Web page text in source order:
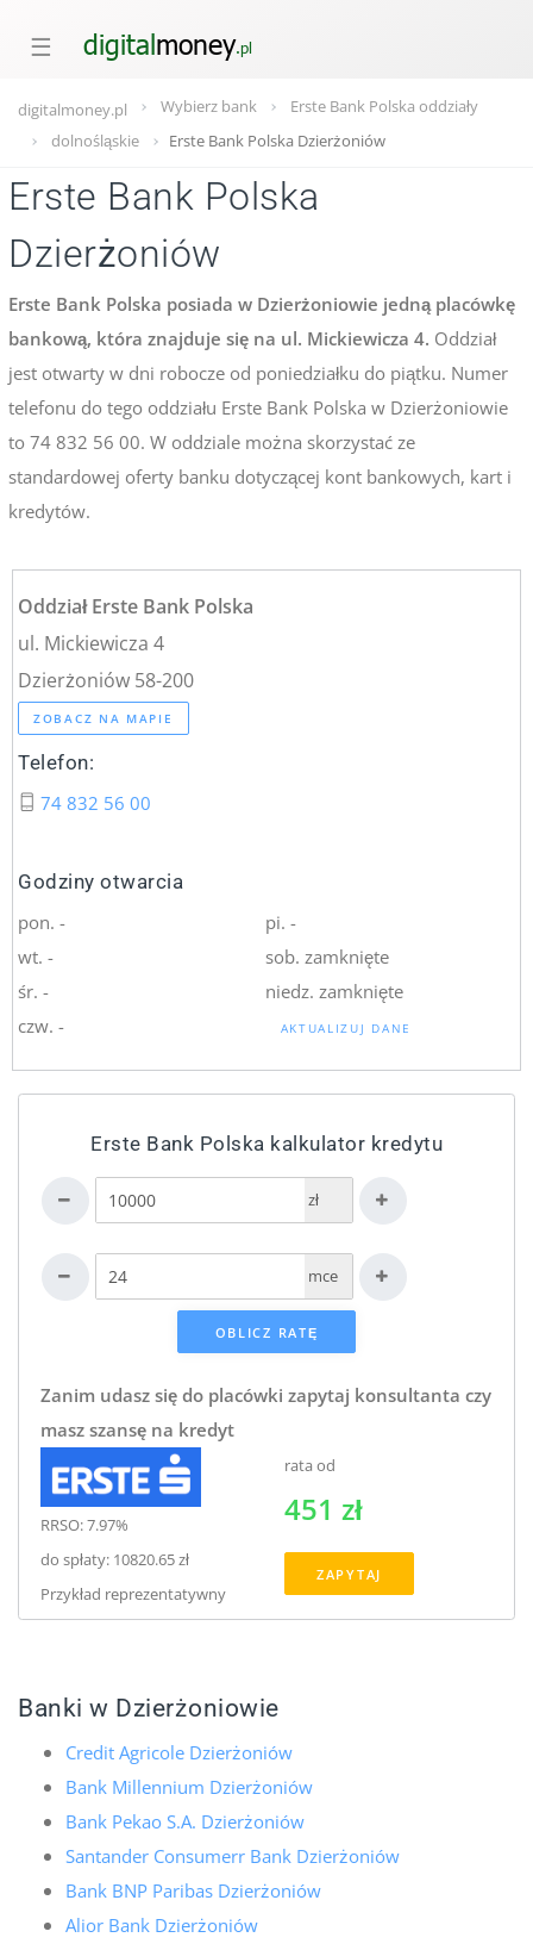
☰
digitalmoney.pl Wybierz bank
Erste Bank Polska oddziały
dolnośląskie
Erste Bank Polska Dzierżoniów
Erste Bank Polska
Dzierżoniów
Erste Bank Polska posiada w Dzierżoniowie jedną placówkę
bankową, która znajduje się na ul. Mickiewicza 4. Oddział
jest otwarty w dni robocze od poniedziałku do piątku. Numer
telefonu do tego oddziału Erste Bank Polska w Dzierżoniowie
to 74 832 56 00. W oddziale można skorzystać ze
standardowej oferty banku dotyczącej kont bankowych, kart i
kredytów.
Oddział Erste Bank Polska
ul. Mickiewicza 4
Dzierżoniów 58-200
ZOBACZ NA MAPIE
Telefon:
74 832 56 00
Godziny otwarcia
pon. -
wt. -
śr. -
czw. -
pi. -
sob. zamknięte
niedz. zamknięte
AKTUALIZUJ DANE
Erste Bank Polska kalkulator kredytu
zł
mce
Zanim udasz się do placówki zapytaj konsultanta czy
masz szansę na kredyt
RRSO: 7.97%
do spłaty: 10820.65 zł
Przykład reprezentatywny
rata od
451 zł
ZAPYTAJ
Banki w Dzierżoniowie
Credit Agricole Dzierżoniów
Bank Millennium Dzierżoniów
Bank Pekao S.A. Dzierżoniów
Santander Consumerr Bank Dzierżoniów
Bank BNP Paribas Dzierżoniów
Alior Bank Dzierżoniów